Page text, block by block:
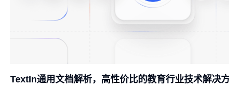
TextIn通用文档解析，高性价比的教育行业技术解决